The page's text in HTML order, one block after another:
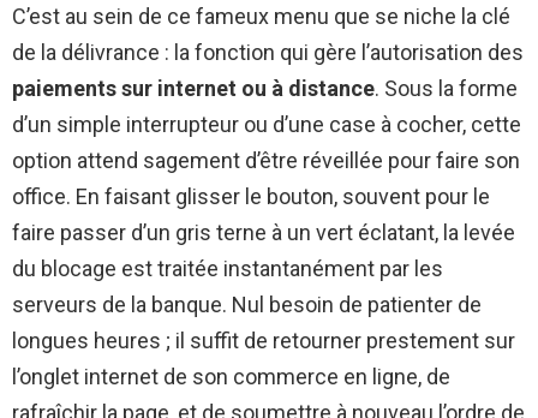
C’est au sein de ce fameux menu que se niche la clé
de la délivrance : la fonction qui gère l’autorisation des
paiements sur internet ou à distance. Sous la forme
d’un simple interrupteur ou d’une case à cocher, cette
option attend sagement d’être réveillée pour faire son
office. En faisant glisser le bouton, souvent pour le
faire passer d’un gris terne à un vert éclatant, la levée
du blocage est traitée instantanément par les
serveurs de la banque. Nul besoin de patienter de
longues heures ; il suffit de retourner prestement sur
l’onglet internet de son commerce en ligne, de
rafraîchir la page, et de soumettre à nouveau l’ordre de